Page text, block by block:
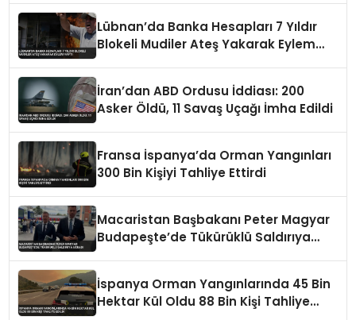
Lübnan’da Banka Hesapları 7 Yıldır
Blokeli Mudiler Ateş Yakarak Eylem
İran’dan ABD Ordusu İddiası: 200
Asker Öldü, 11 Savaş Uçağı İmha Edildi
Fransa İspanya’da Orman Yangınları
300 Bin Kişiyi Tahliye Ettirdi
Macaristan Başbakanı Peter Magyar
Budapeşte’de Tükürüklü Saldırıya
İspanya Orman Yangınlarında 45 Bin
Hektar Kül Oldu 88 Bin Kişi Tahliye